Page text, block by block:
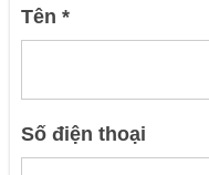
Tên*
Số điện thoại